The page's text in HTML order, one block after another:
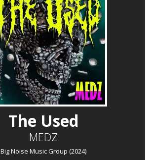
The Used
MEDZ
Big Noise Music Group (2024)